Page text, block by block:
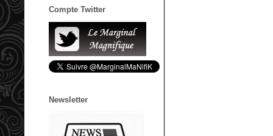
Compte Twitter
Newsletter